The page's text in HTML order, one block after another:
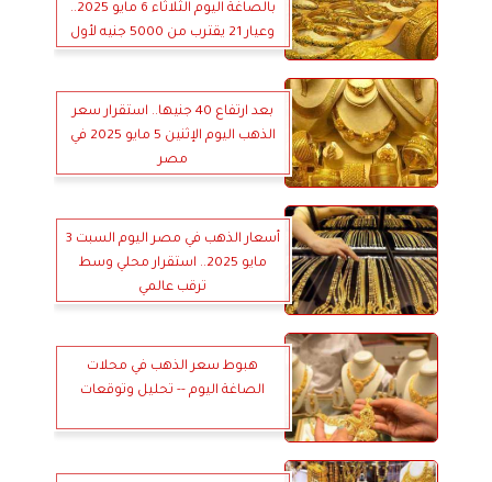
بالصاغة اليوم الثلاثاء 6 مايو 2025..
وعيار 21 يقترب من 5000 جنيه لأول
بعد ارتفاع 40 جنيها.. استقرار سعر
الذهب اليوم الإثنين 5 مايو 2025 في
مصر
أسعار الذهب في مصر اليوم السبت 3
مايو 2025.. استقرار محلي وسط
ترقب عالمي
هبوط سعر الذهب في محلات
الصاغة اليوم -- تحليل وتوقعات